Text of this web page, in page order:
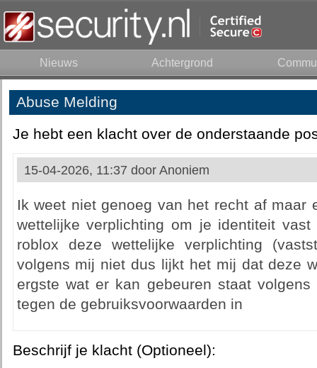
Nieuws Achtergrond
Abuse Melding
Je hebt een klacht over de onderstaande
15-04-2026, 11:37 door Anoniem
Ik weet niet genoeg van het recht af maar
wettelijke verplichting om je identiteit
roblox deze wettelijke verplichting
volgens mij niet dus lijkt het mij dat deze
ergste wat er kan gebeuren staat
tegen de gebruiksvoorwaarden in
Beschrijf je klacht (Optioneel):